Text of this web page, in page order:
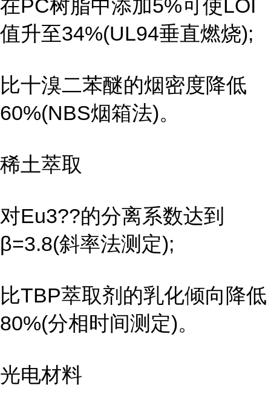
在PC树脂中添加5%可使LOI
值升至34%(UL94垂直燃烧);
比十溴二苯醚的烟密度降低
60%(NBS烟箱法)。
稀土萃取
对Eu3??的分离系数达到
β=3.8(斜率法测定);
比TBP萃取剂的乳化倾向降低
80%(分相时间测定)。
光电材料